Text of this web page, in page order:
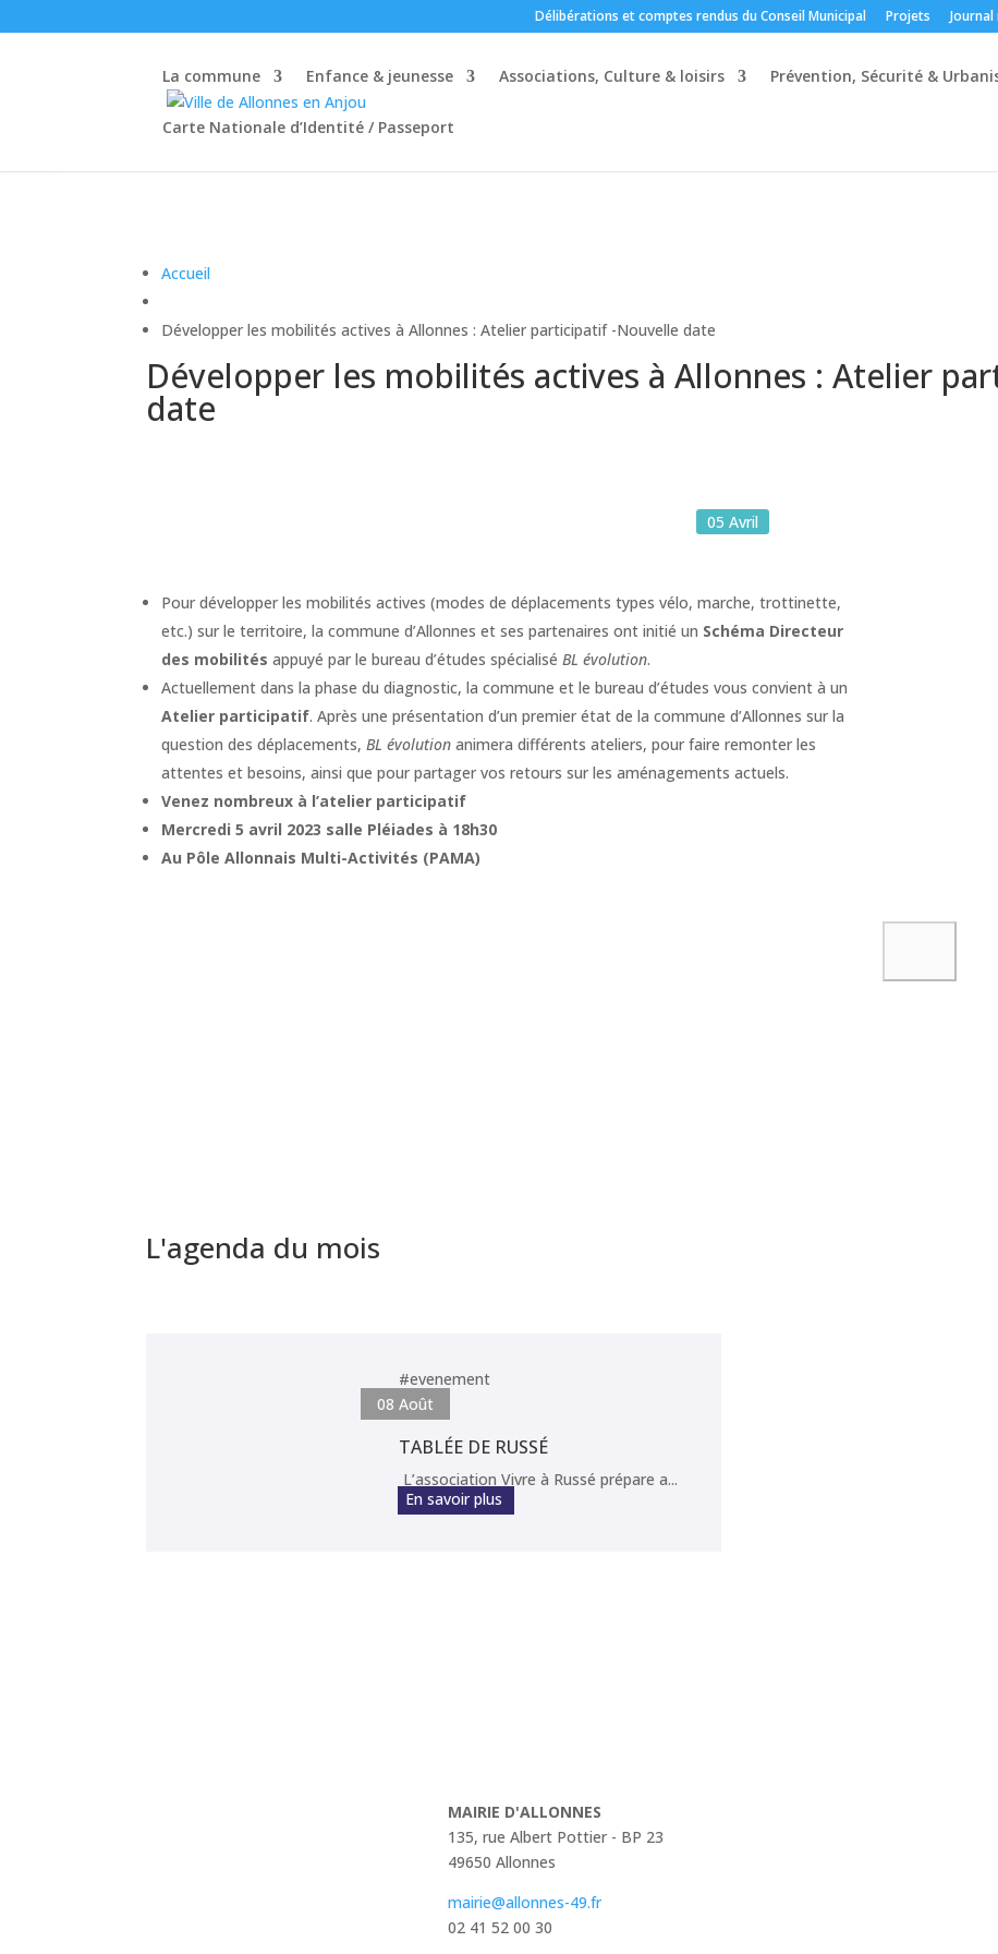
Délibérations et comptes rendus du Conseil Municipal Projets
La commune Enfance & jeunesse Associations, Culture & loisirs Prévention, Sécurité &
Carte Nationale d’Identité / Passeport
Accueil
Développer les mobilités actives à Allonnes : Atelier participatif -Nouvelle date
Développer les mobilités actives à Allonnes : Atelier
date
05 Avril
Pour développer les mobilités actives (modes de déplacements types vélo, marche, trottinette,
etc.) sur le territoire, la commune d’Allonnes et ses partenaires ont initié un Schéma Directeur
des mobilités appuyé par le bureau d’études spécialiséBL évolution.
Actuellement dans la phase du diagnostic, la commune et le bureau d’études vous convient à un
Atelier participatif. Après une présentation d’un premier état de la commune d’Allonnes sur la
question des déplacements,BL évolution animera différents ateliers, pour faire remonter les
attentes et besoins, ainsi que pour partager vos retours sur les aménagements actuels.
Venez nombreux à l’atelier participatif
Mercredi 5 avril 2023 salle Pléiades à 18h30
Au Pôle Allonnais Multi-Activités (PAMA)
L'agenda du mois
#evenement
08 Août
TABLÉE DE RUSSÉ
L’association Vivre à Russé prépare a...
En savoir plus
MAIRIE D'ALLONNES
135, rue Albert Pottier - BP 23
49650 Allonnes
mairie@allonnes-49.fr
02 41 52 00 30
Ouvrir la barre d’outils